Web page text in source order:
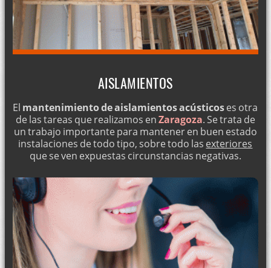
AISLAMIENTOS
El mantenimiento de aislamientos acústicoses otra
de las tareas que realizamos enZaragoza. Se trata de
un trabajo importante para mantener en buen estado
instalaciones de todo tipo, sobre todo las exteriores
que se ven expuestas circunstancias negativas.